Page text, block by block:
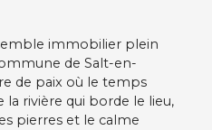
immobilier plein
de Salt-en-
de paix où le temps
rivière qui borde le lieu,
pierres et le calme